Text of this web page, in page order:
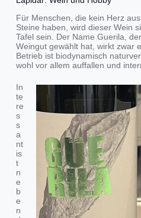
Für Menschen, die kein Herz
Steine haben, wird dieser Wein
Tafel sein. Der Name Guerila,
Weingut gewählt hat, wirkt zwar
Betrieb ist biodynamisch
wohl vor allem auffallen und
In
te
re
s
s
a
nt
is
t
n
e
b
e
n